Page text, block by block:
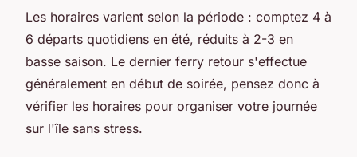
Les horaires varient selon la période : comptez 4 à
6 départs quotidiens en été, réduits à 2-3 en
basse saison. Le dernier ferry retour s'effectue
généralement en début de soirée, pensez donc à
vérifier les horaires pour organiser votre journée
sur l'île sans stress.